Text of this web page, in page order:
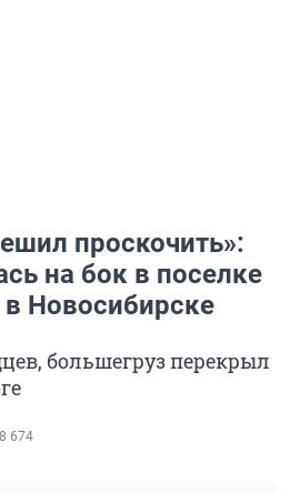
проскочить»:
на бок в поселке
Новосибирске
большегруз перекрыл
8 674